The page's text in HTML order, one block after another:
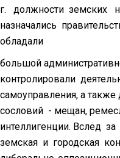
г. должности земских
назначались
обладали
большой
контролировали
самоуправления, а
сословий - мещан,
интеллигенции. Вслед
земская и городская